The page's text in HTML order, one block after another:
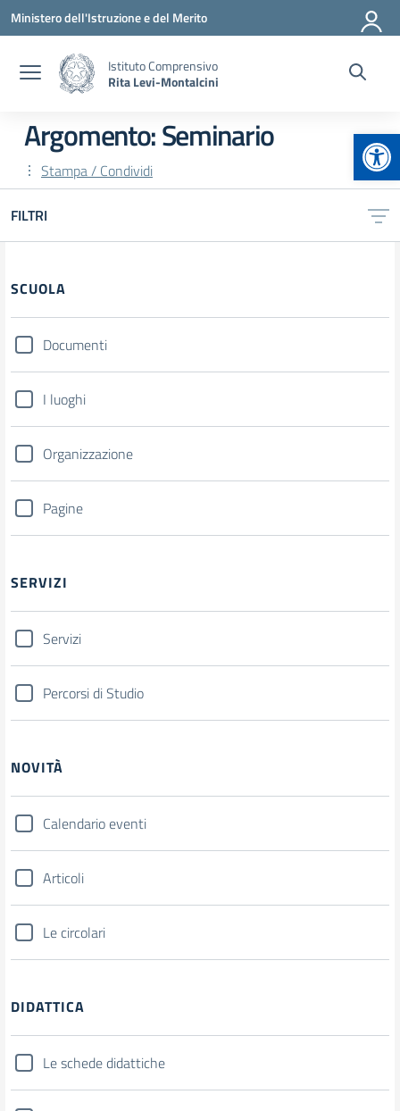
Vai ai contenuti
Vai al menu di navigazione
Vai al footer
Ministero dell'Istruzione e del Merito
Istituto Comprensivo
Rita Levi-Montalcini
Argomento: Seminario
Stampa / Condividi
FILTRI
Filtri
SCUOLA
Documenti
I luoghi
Organizzazione
Pagine
SERVIZI
Servizi
Percorsi di Studio
NOVITÀ
Calendario eventi
Articoli
Le circolari
DIDATTICA
Le schede didattiche